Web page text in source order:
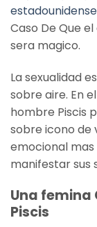
Caso De Que
sera magico.
La sexualidad
sobre aire. En
hombre Piscis
sobre icono de
emocional
manifestar sus
Una femina
Piscis